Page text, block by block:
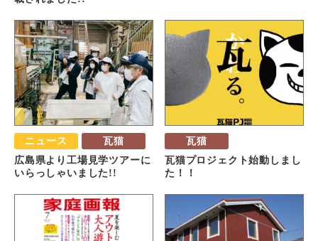
ニュース 瓦猫
広島県より工場見学ツアーに
いらっしゃいました!!
瓦猫
瓦猫プロジェクト始動しまし
た！！